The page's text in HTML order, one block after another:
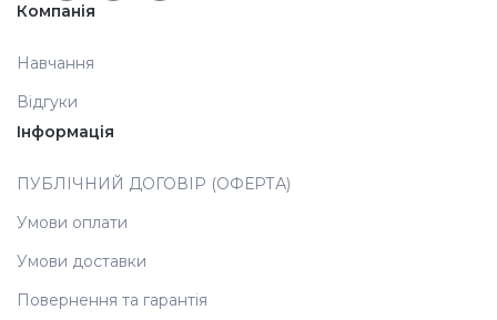
Компанія
Навчання
Відгуки
Інформація
ПУБЛІЧНИЙ ДОГОВІР (ОФЕРТА)
Умови оплати
Умови доставки
Повернення та гарантія